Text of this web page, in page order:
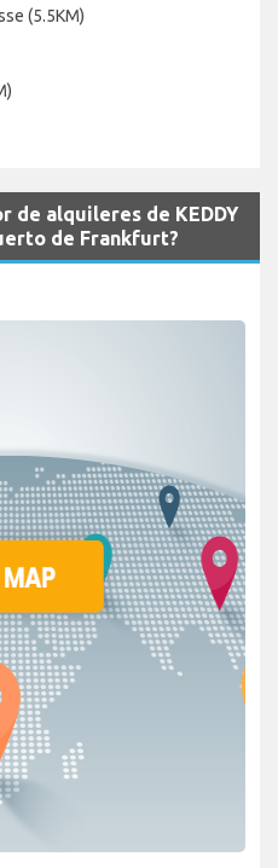
(5.5KM)
de alquileres de KEDDY
de Frankfurt?